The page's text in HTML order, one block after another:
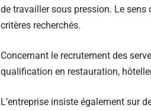
de travailler sous pression. Le
critères recherchés.
Concernant le recrutement des
qualification en restauration,
L’entreprise insiste également sur